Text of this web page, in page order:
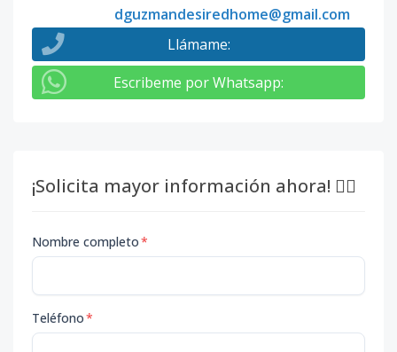
dguzmandesiredhome@gmail.com
Llámame:
Escribeme por Whatsapp:
¡Solicita mayor información ahora! 👇🏽
Nombre completo*
Teléfono*